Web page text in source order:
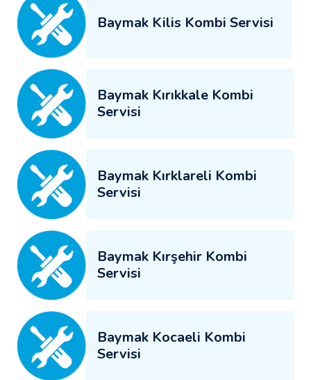
Baymak Kilis Kombi Servisi
Baymak Kırıkkale Kombi
Servisi
Baymak Kırklareli Kombi
Servisi
Baymak Kırşehir Kombi
Servisi
Baymak Kocaeli Kombi
Servisi